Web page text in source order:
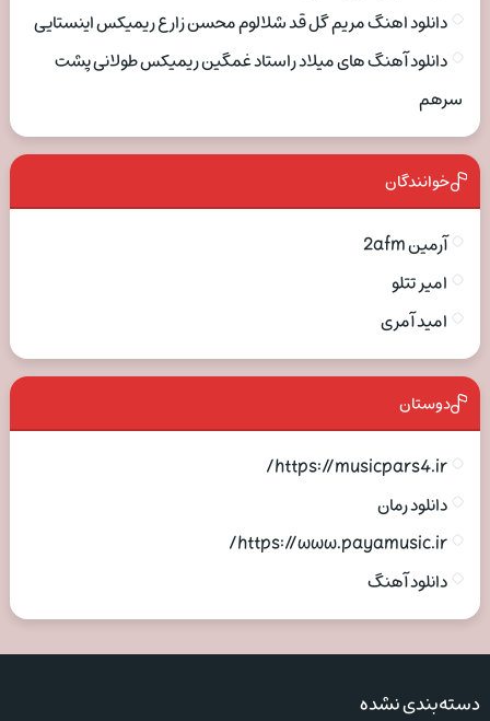
دانلود اهنگ مریم گل قد شلالوم محسن زارع ریمیکس اینستایی
دانلود آهنگ های میلاد راستاد غمگین ریمیکس طولانی پشت
سرهم
خوانندگان
آرمین 2afm
امیر تتلو
امید آمری
دوستان
https://musicpars4.ir/
دانلود رمان
https://www.payamusic.ir/
دانلود آهنگ
دسته‌بندی نشده